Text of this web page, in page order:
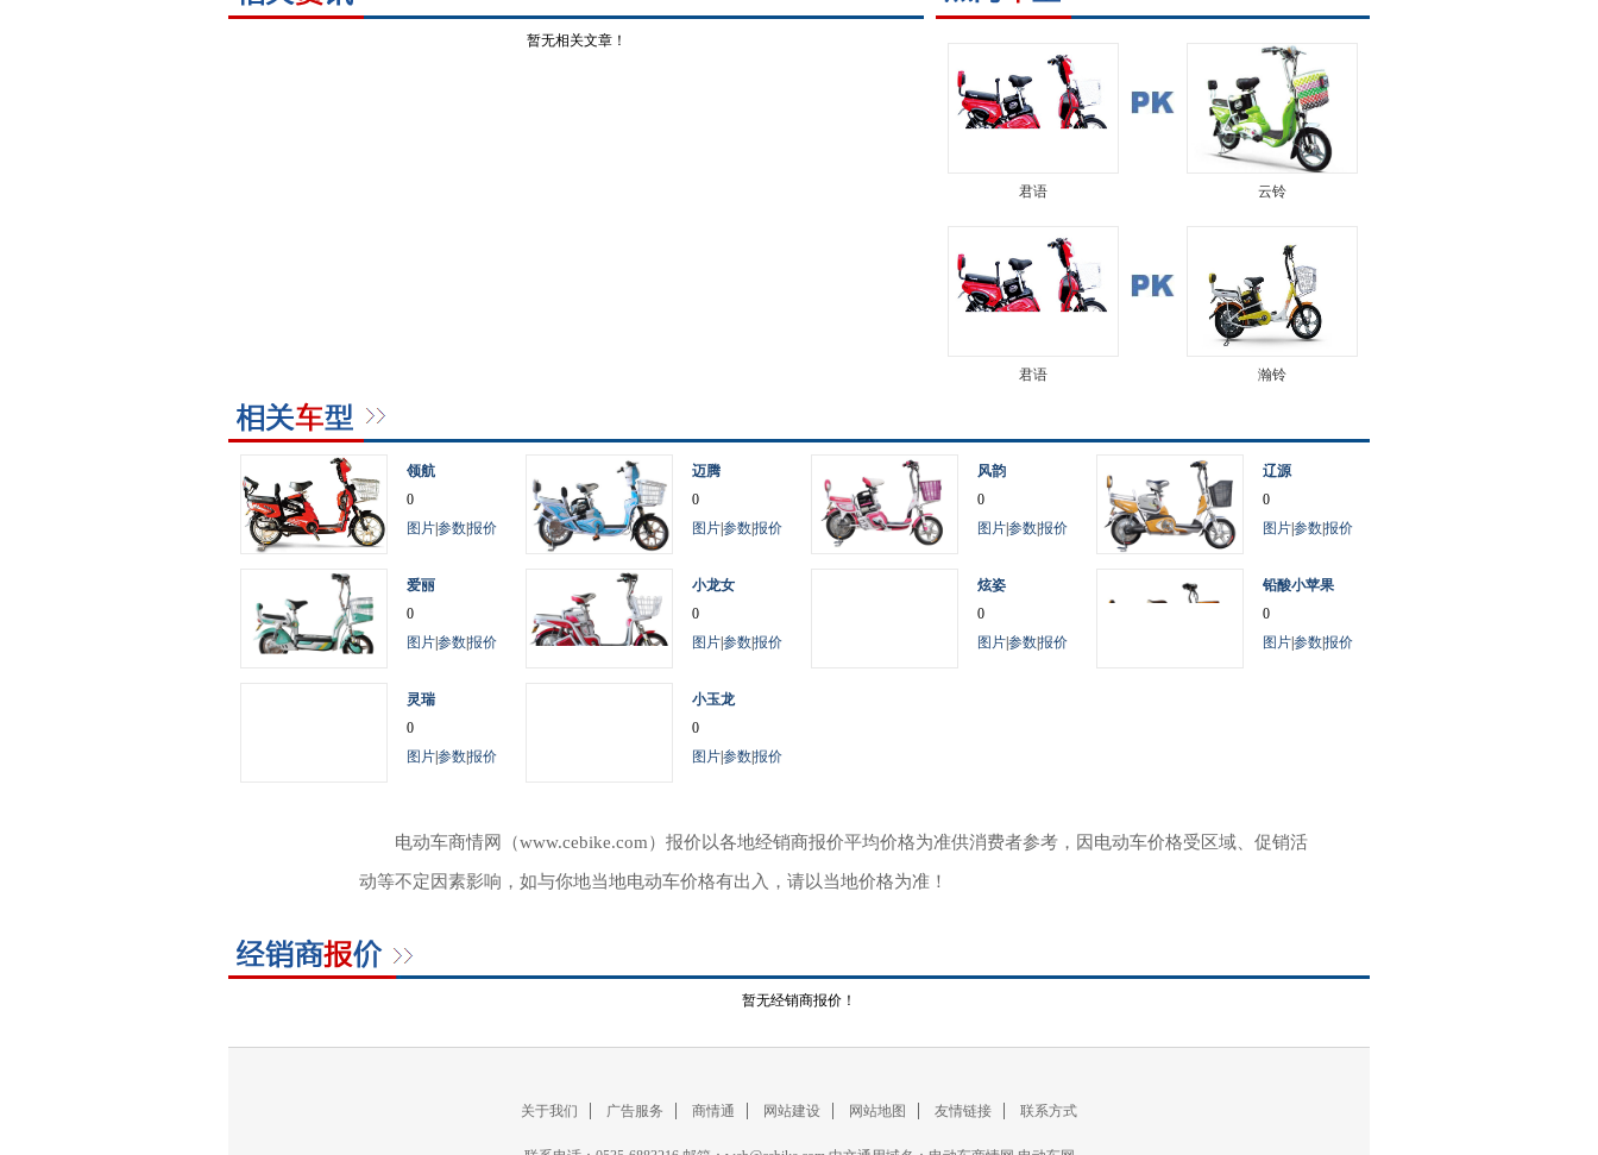
暂无相关文章！
君语 云铃
君语 瀚铃
领航
0
图片参数报价
迈腾
0
图片参数报价
风韵
0
图片参数报价
辽源
0
图片参数报价
爱丽
0
图片参数报价
小龙女
0
图片参数报价
炫姿
0
图片参数报价
铅酸小苹果
0
图片参数报价
灵瑞
0
图片参数报价
小玉龙
0
图片参数报价
电动车商情网（www.cebike.com）报价以各地经销商报价平均价格为准供消费者参考，因电动车价格受区域、促销活
动等不定因素影响，如与你地当地电动车价格有出入，请以当地价格为准！
暂无经销商报价！
关于我们 广告服务 商情通 网站建设 网站地图 友情链接 联系方式